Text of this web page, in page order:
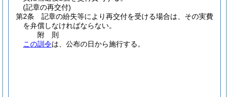
(記章の再交付)
第2条
記章の紛失等により再交付を受ける場合は、その実費
を弁償しなければならない。
附 則
この訓令は、公布の日から施行する。